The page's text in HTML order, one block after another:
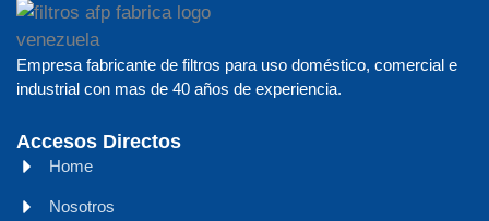
Empresa fabricante de filtros para uso doméstico, comercial e
industrial con mas de 40 años de experiencia.
Accesos Directos
Home
Nosotros